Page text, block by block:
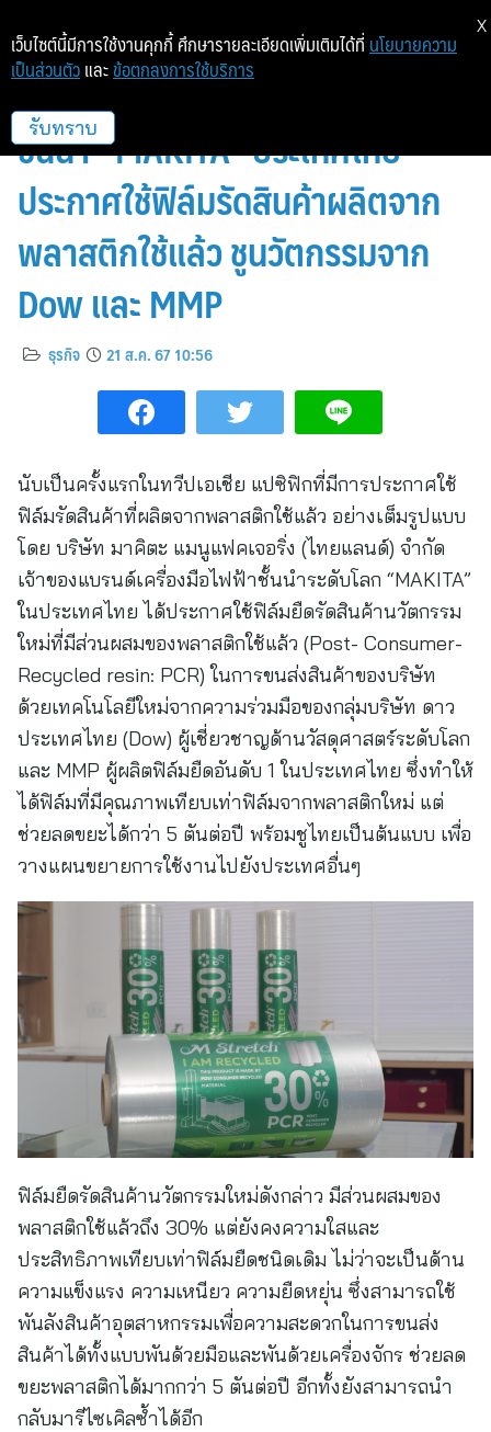
บริษัทแรกในเอเชีย! เครื่องมือไฟฟ้า
ชั้นนำ “MAKITA” ประเทศไทย
ประกาศใช้ฟิล์มรัดสินค้าผลิตจาก
พลาสติกใช้แล้ว ชูนวัตกรรมจาก
Dow และ MMP
ธุรกิจ 21 ส.ค. 67 10:56
นับเป็นครั้งแรกในทวีปเอเชีย แปซิฟิกที่มีการประกาศใช้
ฟิล์มรัดสินค้าที่ผลิตจากพลาสติกใช้แล้ว อย่างเต็มรูปแบบ
โดย บริษัท มาคิตะ แมนูแฟคเจอริ่ง (ไทยแลนด์) จำกัด
เจ้าของแบรนด์เครื่องมือไฟฟ้าชั้นนำระดับโลก “MAKITA”
ในประเทศไทย ได้ประกาศใช้ฟิล์มยืดรัดสินค้านวัตกรรม
ใหม่ที่มีส่วนผสมของพลาสติกใช้แล้ว (Post- Consumer-
Recycled resin: PCR) ในการขนส่งสินค้าของบริษัท
ด้วยเทคโนโลยีใหม่จากความร่วมมือของกลุ่มบริษัท ดาว
ประเทศไทย (Dow) ผู้เชี่ยวชาญด้านวัสดุศาสตร์ระดับโลก
และ MMP ผู้ผลิตฟิล์มยืดอันดับ 1 ในประเทศไทย ซึ่งทำให้
ได้ฟิล์มที่มีคุณภาพเทียบเท่าฟิล์มจากพลาสติกใหม่ แต่
ช่วยลดขยะได้กว่า 5 ตันต่อปี พร้อมชูไทยเป็นต้นแบบ เพื่อ
วางแผนขยายการใช้งานไปยังประเทศอื่นๆ
ฟิล์มยืดรัดสินค้านวัตกรรมใหม่ดังกล่าว มีส่วนผสมของ
พลาสติกใช้แล้วถึง 30% แต่ยังคงความใสและ
ประสิทธิภาพเทียบเท่าฟิล์มยืดชนิดเดิม ไม่ว่าจะเป็นด้าน
ความแข็งแรง ความเหนียว ความยืดหยุ่น ซึ่งสามารถใช้
พันลังสินค้าอุตสาหกรรมเพื่อความสะดวกในการขนส่ง
สินค้าได้ทั้งแบบพันด้วยมือและพันด้วยเครื่องจักร ช่วยลด
ขยะพลาสติกได้มากกว่า 5 ตันต่อปี อีกทั้งยังสามารถนำ
กลับมารีไซเคิลซ้ำได้อีก
เว็บไซต์นี้มีการใช้งานคุกกี้ ศึกษารายละเอียดเพิ่มเติมได้ที่ นโยบายความ
เป็นส่วนตัว และ ข้อตกลงการใช้บริการ
รับทราบ
X